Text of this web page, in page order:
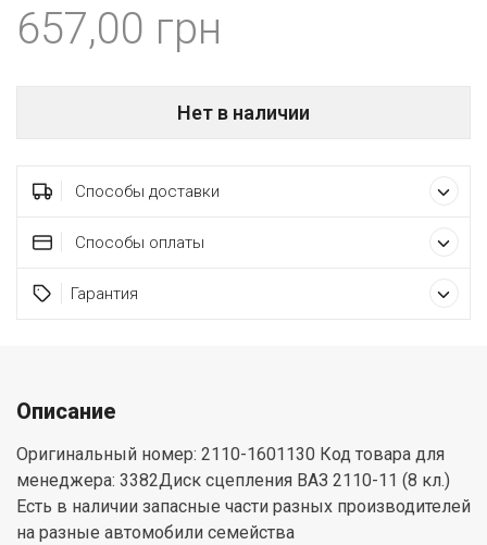
657,00
Нет в наличии
Способы доставки
Способы оплаты
Гарантия
Описание
Оригинальный номер: 2110-1601130 Код товара для
менеджера: 3382Диск сцепления ВАЗ 2110-11 (8 кл.)
Есть в наличии запасные части разных производителей
на разные автомобили семейства